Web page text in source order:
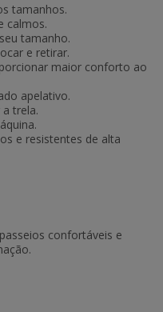
tamanhos.
calmos.
tamanho.
e retirar.
maior conforto ao
apelativo.
trela.
e resistentes de alta
confortáveis e